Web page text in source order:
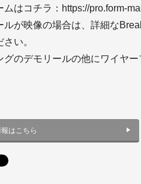
ムはコチラ：https://pro.form-
が映像の場合は、詳細な
い。
のデモリールの他にワイヤー
はこちら